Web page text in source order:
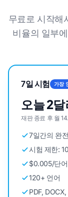
무료로 시작해
비율의 일부
7일 시험 가장
오늘 2달
재판 종료 후 월
7일간의 완
시험 제한:
$0.005/단
120+ 언어
PDF,